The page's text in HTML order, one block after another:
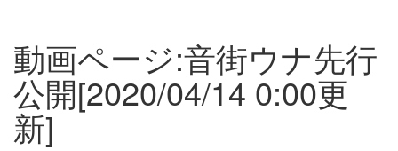
動画ページ:音街ウナ先行
公開[2020/04/14 0:00更
新]